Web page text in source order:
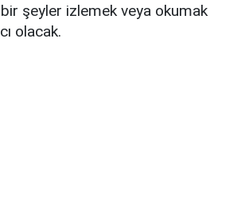
şeyler izlemek veya okumak
olacak.